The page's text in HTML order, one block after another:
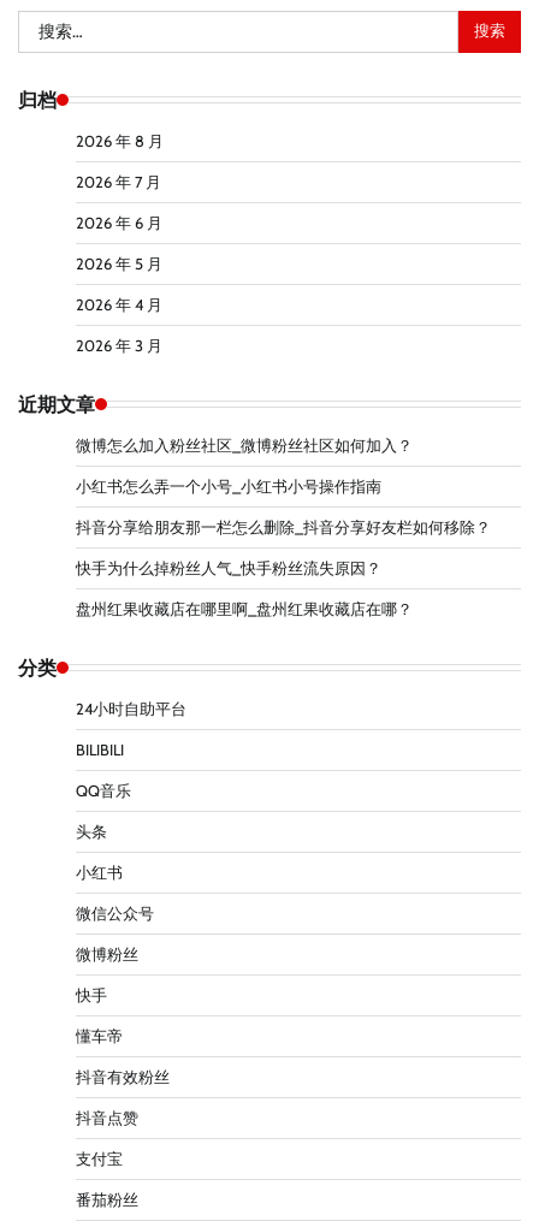
索：
归档
2026 年 8 月
2026 年 7 月
2026 年 6 月
2026 年 5 月
2026 年 4 月
2026 年 3 月
近期文章
微博怎么加入粉丝社区_微博粉丝社区如何加入？
小红书怎么弄一个小号_小红书小号操作指南
抖音分享给朋友那一栏怎么删除_抖音分享好友栏如何移除？
快手为什么掉粉丝人气_快手粉丝流失原因？
盘州红果收藏店在哪里啊_盘州红果收藏店在哪？
分类
24小时自助平台
BILIBILI
QQ音乐
头条
小红书
微信公众号
微博粉丝
快手
懂车帝
抖音有效粉丝
抖音点赞
支付宝
番茄粉丝